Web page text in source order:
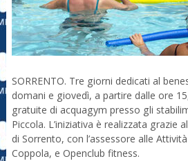
SORRENTO. Tre giorni dedicati al
domani e giovedì, a partire dalle ore
gratuite di acquagym presso gli
Piccola. L’iniziativa è realizzata grazie
di Sorrento, con l’assessore alle
Coppola, e Openclub fitness.